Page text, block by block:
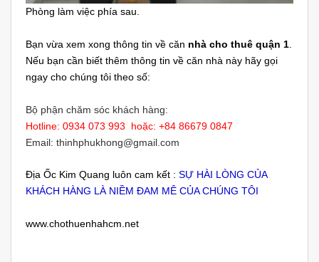
Phòng làm việc phía sau.
Bạn vừa xem xong thông tin về căn nhà cho thuê quận 1
Nếu bạn cần biết thêm thông tin về căn nhà này hãy gọi
ngay cho chúng tôi theo số:
Bộ phận chăm sóc khách hàng:
Hotline: 0934 073 993 hoặc: +84 86679 0847
Email: thinhphukhong@gmail.com
Địa Ốc Kim Quang luôn cam kết : SỰ HÀI LÒNG CỦA
KHÁCH HÀNG LÀ NIỀM ĐAM MÊ CỦA CHÚNG TÔI
www.chothuenhahcm.net